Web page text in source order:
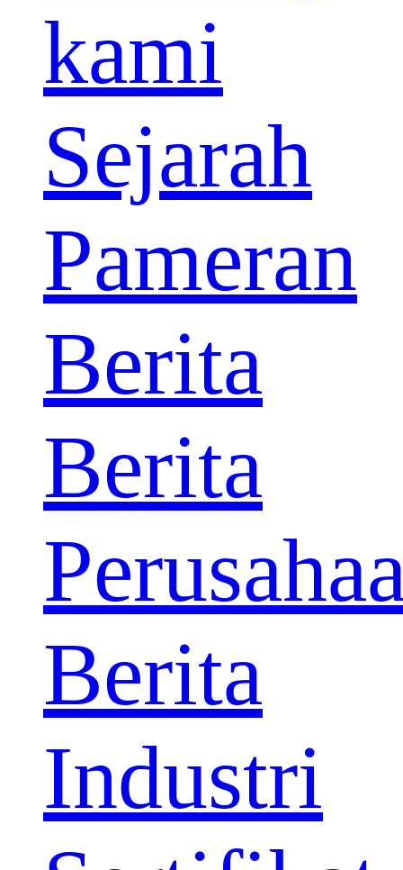
kami
Sejarah
Pameran
Berita
Berita
Berita
Industri